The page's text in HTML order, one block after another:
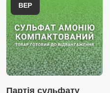
ВЕР
Партія сульфату